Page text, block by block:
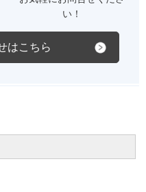
い！
はこちら